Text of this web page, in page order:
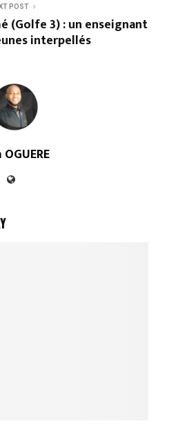
POST
(Golfe 3) : un enseignant
interpellés